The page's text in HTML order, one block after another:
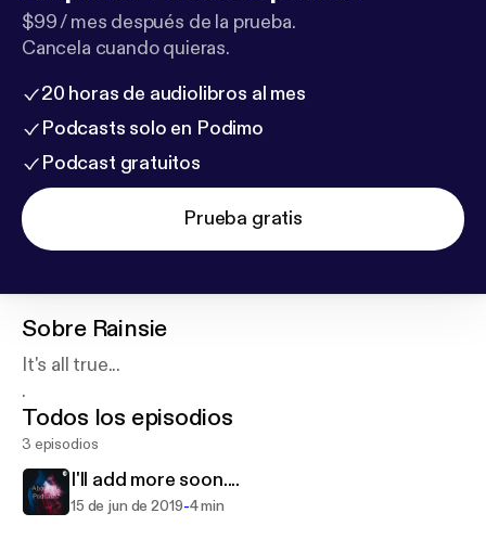
$99 / mes después de la prueba.
Cancela cuando quieras.
20 horas de audiolibros al mes
Podcasts solo en Podimo
Podcast gratuitos
Prueba gratis
Sobre Rainsie
It's all true...
.
Todos los episodios
3 episodios
I'll add more soon....
15 de jun de 2019-4 min